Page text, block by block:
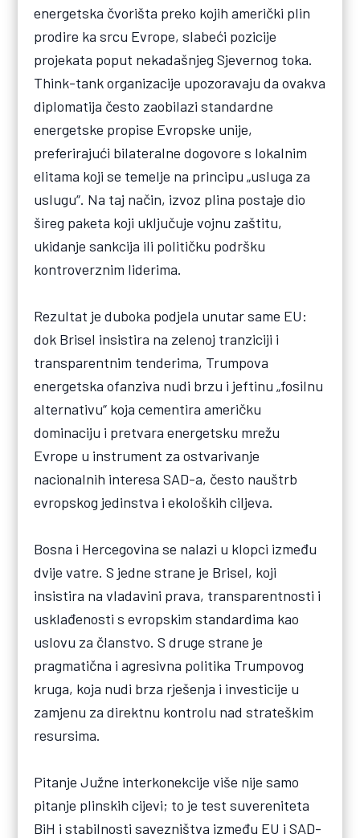
energetska čvorišta preko kojih američki plin
prodire ka srcu Evrope, slabeći pozicije
projekata poput nekadašnjeg Sjevernog toka.
Think-tank organizacije upozoravaju da ovakva
diplomatija često zaobilazi standardne
energetske propise Evropske unije,
preferirajući bilateralne dogovore s lokalnim
elitama koji se temelje na principu „usluga za
uslugu“. Na taj način, izvoz plina postaje dio
šireg paketa koji uključuje vojnu zaštitu,
ukidanje sankcija ili političku podršku
kontroverznim liderima.
Rezultat je duboka podjela unutar same EU:
dok Brisel insistira na zelenoj tranziciji i
transparentnim tenderima, Trumpova
energetska ofanziva nudi brzu i jeftinu „fosilnu
alternativu“ koja cementira američku
dominaciju i pretvara energetsku mrežu
Evrope u instrument za ostvarivanje
nacionalnih interesa SAD-a, često nauštrb
evropskog jedinstva i ekoloških ciljeva.
Bosna i Hercegovina se nalazi u klopci između
dvije vatre. S jedne strane je Brisel, koji
insistira na vladavini prava, transparentnosti i
usklađenosti s evropskim standardima kao
uslovu za članstvo. S druge strane je
pragmatična i agresivna politika Trumpovog
kruga, koja nudi brza rješenja i investicije u
zamjenu za direktnu kontrolu nad strateškim
resursima.
Pitanje Južne interkonekcije više nije samo
pitanje plinskih cijevi; to je test suvereniteta
BiH i stabilnosti savezništva između EU i SAD-